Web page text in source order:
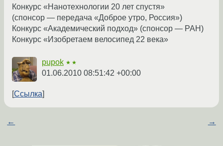
Конкурс «Нанотехнологии 20 лет спустя»
(спонсор — передача «Доброе утро, Россия»)
Конкурс «Академический подход» (спонсор — РАН)
Конкурс «Изобретаем велосипед 22 века»
pupok ★★
01.06.2010 08:51:42 +00:00
Ссылка
← →